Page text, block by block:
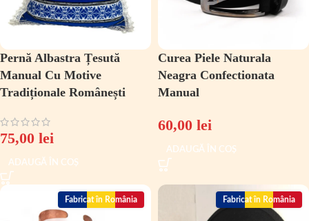
Pernă Albastra Țesută
Manual Cu Motive
Tradiționale Românești
75,00 lei
ADAUGĂ ÎN COȘ
Curea Piele Naturala
Neagra Confectionata
Manual
60,00 lei
ADAUGĂ ÎN COȘ
Fabricat în România Fabricat în România